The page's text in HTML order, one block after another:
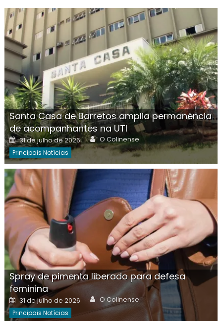
Santa Casa de Barretos amplia permanência
de acompanhantes na UTI
Posted
on
31 de julho de 2026 Author
O Colinense
Principais Notícias
Spray de pimenta liberado para defesa
feminina
Posted
on
31 de julho de 2026 Author
O Colinense
Principais Notícias